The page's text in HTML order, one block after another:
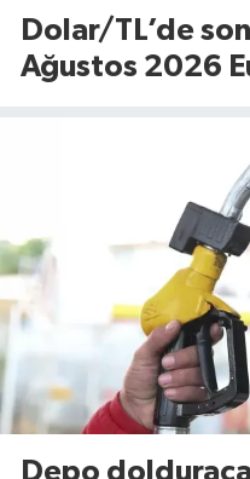
Dolar/TL’de
Ağustos 2026
Depo